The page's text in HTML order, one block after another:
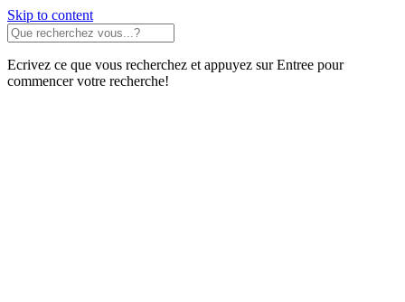
Skip to content
Ecrivez ce que vous recherchez et appuyez sur Entree pour
commencer votre recherche!